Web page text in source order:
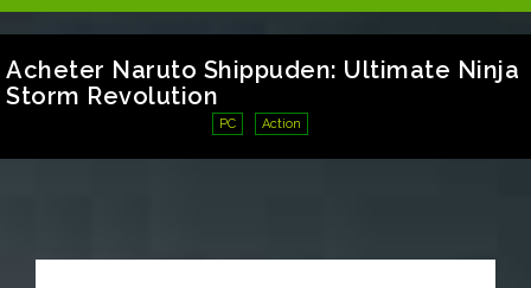
Acheter Naruto Shippuden: Ultimate Ninja
Storm Revolution
PC Action